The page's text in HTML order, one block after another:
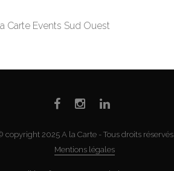
Carte Events Sud Ouest
copyright 2025 A la Carte - Tous droits réservés
Mentions légales